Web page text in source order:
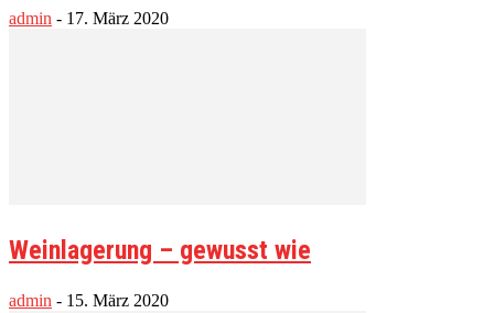
admin - 17. März 2020
Weinlagerung – gewusst wie
admin - 15. März 2020